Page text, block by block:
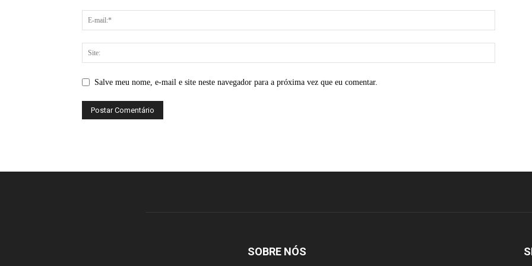
Salve meu nome, e-mail e site neste navegador para a próxima vez que eu comentar.
SOBRE NÓS